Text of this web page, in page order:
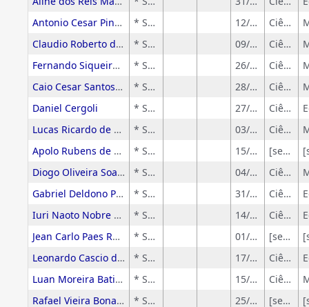
Antonio Cesar Pinheiro
* Sem rótulo 12/01/2026
Ciências Exatas e da Terra
Claudio Roberto de Oliveira
* Sem rótulo 09/09/2025
Ciências Exatas e da Terra
Fernando Siqueira Vieira Lima
* Sem rótulo 26/10/2021
Ciências Exatas e da Terra
Caio Cesar Santos Diniz
* Sem rótulo 28/07/2016
Ciências Exatas e da Terra
Daniel Cergoli
* Sem rótulo 27/03/2017
Ciências Humanas
Lucas Ricardo de Souza
* Sem rótulo 03/12/2025
Ciências Exatas e da Terra
Apolo Rubens de Camargo
* Sem rótulo 15/09/2024
[sem-grandeArea]
Diogo Oliveira Soares
* Sem rótulo 04/06/2024
Ciências Exatas e da Terra
Gabriel Deldono Pereira
* Sem rótulo 31/08/2024
Ciências Humanas
Iuri Naoto Nobre Ota
* Sem rótulo 14/06/2024
Ciências Humanas
Jean Carlo Paes Rocatelli
* Sem rótulo 01/03/2023
[sem-grandeArea]
Leonardo Cascio de Souza
* Sem rótulo 17/06/2025
Ciências Humanas
Luan Moreira Batista Oliveira
* Sem rótulo 15/05/2024
Ciências Exatas e da Terra
Rafael Vieira Bonangelo
* Sem rótulo 25/06/2025
[sem-grandeArea]